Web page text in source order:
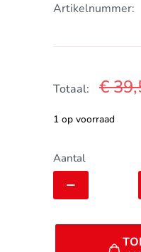
Artikelnummer:
Totaal: €
1 op voorraad
Aantal
DT
Swiss
KIT